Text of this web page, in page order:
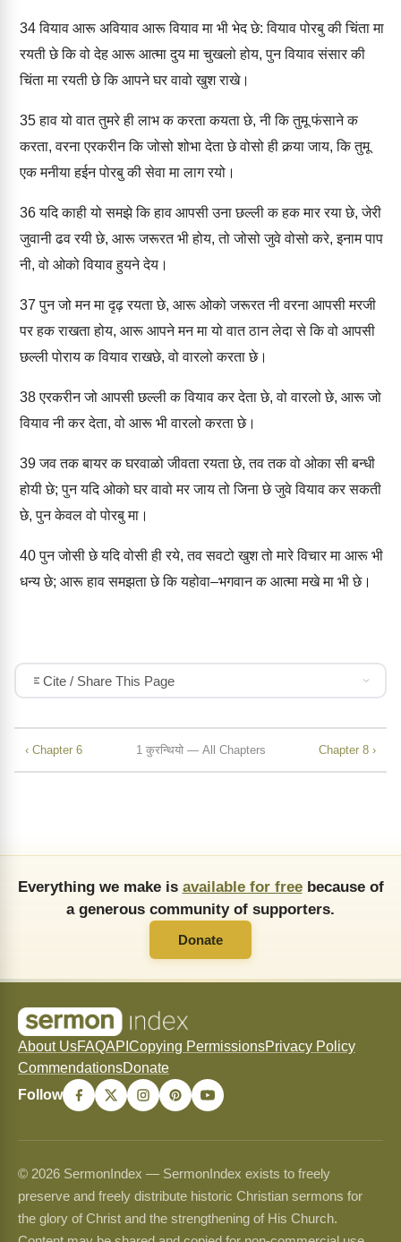
34वियाव आरू अवियाव आरू वियाव मा भी भेद छे: वियाव पोरबु की चिंता मा
रयती छे कि वो देह आरू आत्मा दुय मा चुखलो होय, पुन वियाव संसार की
चिंता मा रयती छे कि आपने घर वावो खुश राखे।
35हाव यो वात तुमरे ही लाभ क करता कयता छे, नी कि तुमू फंसाने क
करता, वरना एरकरीन कि जोसो शोभा देता छे वोसो ही कर्‍या जाय, कि तुमू
एक मनीया हईन पोरबु की सेवा मा लाग रयो।
36यदि काही यो समझे कि हाव आपसी उना छल्ली क हक मार रया छे, जेरी
जुवानी ढव रयी छे, आरू जरूरत भी होय, तो जोसो जुवे वोसो करे, इनाम पाप
नी, वो ओको वियाव हुयने देय।
37 पुन जो मन मा दृढ़ रयता छे, आरू ओको जरूरत नी वरना आपसी मरजी
पर हक राखता होय, आरू आपने मन मा यो वात ठान लेदा से कि वो आपसी
छल्ली पोराय क वियाव राखछे, वो वारलो करता छे।
38एरकरीन जो आपसी छल्ली क वियाव कर देता छे, वो वारलो छे, आरू जो
वियाव नी कर देता, वो आरू भी वारलो करता छे।
39जव तक बायर क घरवाळो जीवता रयता छे, तव तक वो ओका सी बन्धी
होयी छे; पुन यदि ओको घर वावो मर जाय तो जिना छे जुवे वियाव कर सकती
छे, पुन केवल वो पोरबु मा।
40पुन जोसी छे यदि वोसी ही रये, तव सवटो खुश तो मारे विचार मा आरू भी
धन्य छे; आरू हाव समझता छे कि यहोवा–भगवान क आत्मा मखे मा भी छे।
Cite / Share This Page
‹ Chapter 6 1 कुरन्थियो — All Chapters Chapter 8 ›
Everything we make is available for freebecause of
a generous community of supporters.
Donate
About UsFAQAPI Copying PermissionsPrivacy Policy
CommendationsDonate
Follow
© 2026 SermonIndex — SermonIndex exists to freely
preserve and freely distribute historic Christian sermons for
the glory of Christ and the strengthening of His Church.